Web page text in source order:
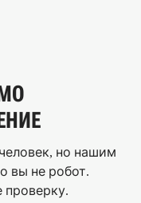
но нашим
вы не робот.
проверку.